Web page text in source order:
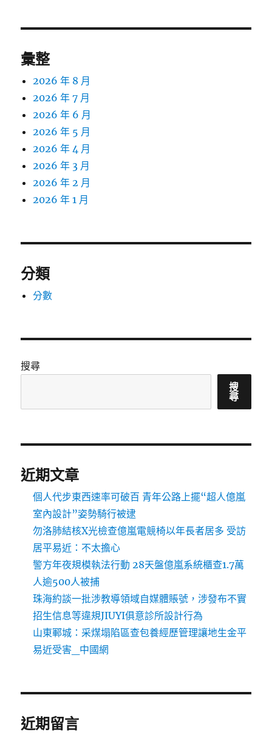
彙整
2026 年 8 月
2026 年 7 月
2026 年 6 月
2026 年 5 月
2026 年 4 月
2026 年 3 月
2026 年 2 月
2026 年 1 月
分類
分數
搜尋
搜
尋
近期文章
個人代步東西速率可破百 青年公路上擺“超人億嵐
室內設計”姿勢騎行被逮
勿洛肺結核X光檢查億嵐電競椅以年長者居多 受訪
居平易近：不太擔心
警方年夜規模執法行動 28天盤億嵐系統櫃查1.7萬
人逾500人被捕
珠海約談一批涉教導領域自媒體賬號，涉發布不實
招生信息等違規JIUYI俱意診所設計行為
山東鄆城：采煤塌陷區查包養經歷管理讓地生金平
易近受害_中國網
近期留言